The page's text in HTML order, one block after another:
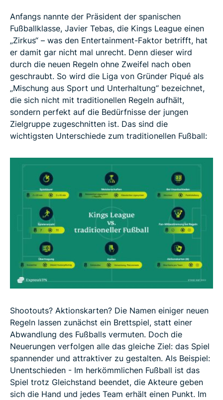
Anfangs nannte der Präsident der spanischen
Fußballklasse, Javier Tebas, die Kings League einen
„Zirkus“ – was den Entertainment-Faktor betrifft, hat
er damit gar nicht mal unrecht. Denn dieser wird
durch die neuen Regeln ohne Zweifel nach oben
geschraubt. So wird die Liga von Gründer Piqué als
„Mischung aus Sport und Unterhaltung“ bezeichnet,
die sich nicht mit traditionellen Regeln aufhält,
sondern perfekt auf die Bedürfnisse der jungen
Zielgruppe zugeschnitten ist. Das sind die
wichtigsten Unterschiede zum traditionellen Fußball:
Shootouts? Aktionskarten? Die Namen einiger neuen
Regeln lassen zunächst ein Brettspiel, statt einer
Abwandlung des Fußballs vermuten. Doch die
Neuerungen verfolgen alle das gleiche Ziel: das Spiel
spannender und attraktiver zu gestalten. Als Beispiel:
Unentschieden - Im herkömmlichen Fußball ist das
Spiel trotz Gleichstand beendet, die Akteure geben
sich die Hand und jedes Team erhält einen Punkt. Im